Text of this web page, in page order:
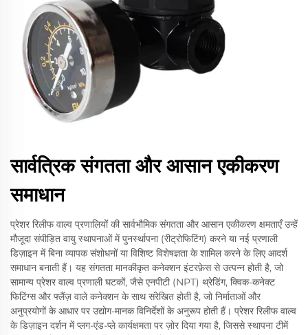
सार्वत्रिक संगतता और आसान एकीकरण
समाधान
प्रेशर रिलीफ वाल्व प्रणालियों की सार्वभौमिक संगतता और आसान एकीकरण क्षमताएँ उन्हें
मौजूदा संपीड़ित वायु स्थापनाओं में पुनर्स्थापना (रीट्रोफिटिंग) करने या नई प्रणाली
डिज़ाइन में बिना व्यापक संशोधनों या विशिष्ट विशेषज्ञता के शामिल करने के लिए आदर्श
समाधान बनाती हैं। यह संगतता मानकीकृत कनेक्शन इंटरफ़ेस से उत्पन्न होती है, जो
सामान्य प्रेशर वाल्व प्रणाली घटकों, जैसे एनपीटी (NPT) थ्रेडिंग, क्विक-कनेक्ट
फिटिंग्स और फ्लैंज़ वाले कनेक्शन के साथ संरेखित होती है, जो निर्माताओं और
अनुप्रयोगों के आधार पर उद्योग-मानक विनिर्देशों के अनुरूप होती हैं। प्रेशर रिलीफ वाल्व
के डिज़ाइन दर्शन में प्लग-एंड-प्ले कार्यक्षमता पर ज़ोर दिया गया है, जिससे स्थापना टीमें